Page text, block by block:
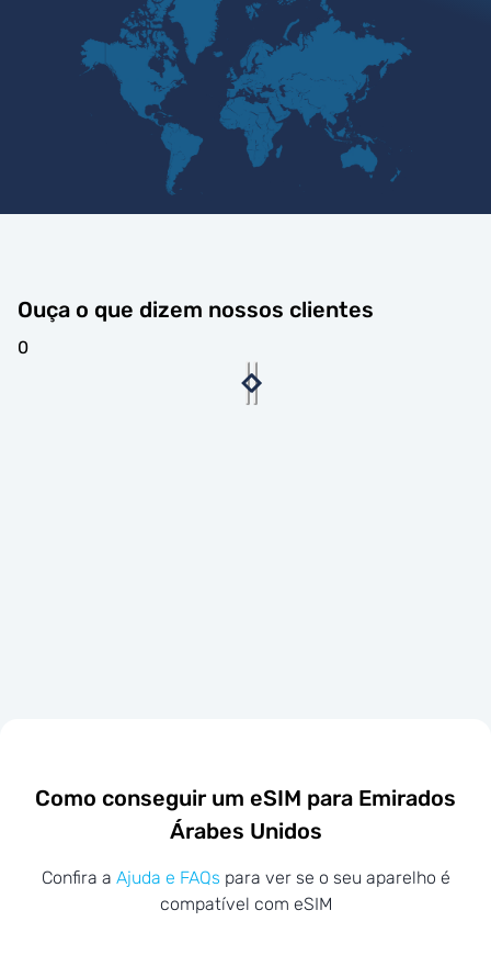
Ouça o que dizem nossos clientes
0
Como conseguir um eSIM para Emirados
Árabes Unidos
Confira a Ajuda e FAQs para ver se o seu aparelho é
compatível com eSIM